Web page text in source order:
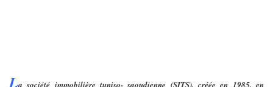
La société immobilière tuniso- saoudienne (SITS), créée en 1985, en